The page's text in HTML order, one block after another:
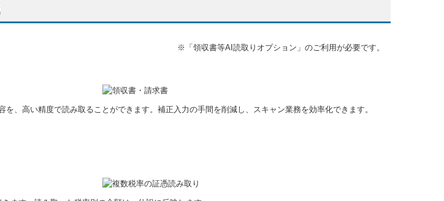
※「領収書等AI読取りオプション」のご利用が必要です。
、高い精度で読み取ることができます。補正入力の手間を削減し、スキャン業務を効率化できます。